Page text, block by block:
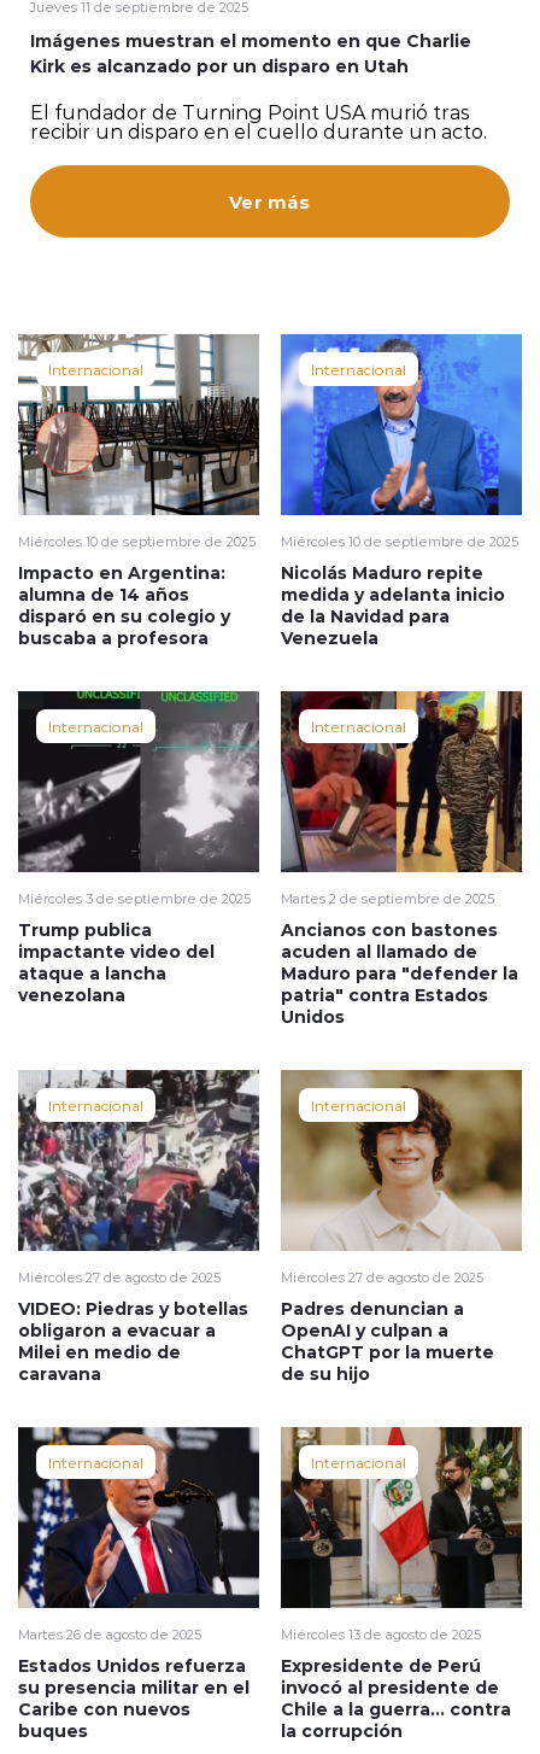
modo claro
Jueves 11 de septiembre de 2025
Imágenes muestran el momento en que Charlie
Kirk es alcanzado por un disparo en Utah
El fundador de Turning Point USA murió tras
recibir un disparo en el cuello durante un acto.
Ver más
Internacional
Miércoles 10 de septiembre de 2025
Impacto en Argentina:
alumna de 14 años
disparó en su colegio y
buscaba a profesora
Internacional
Miércoles 10 de septiembre de 2025
Nicolás Maduro repite
medida y adelanta inicio
de la Navidad para
Venezuela
Internacional
Miércoles 3 de septiembre de 2025
Trump publica
impactante video del
ataque a lancha
venezolana
Internacional
Martes 2 de septiembre de 2025
Ancianos con bastones
acuden al llamado de
Maduro para "defender la
patria" contra Estados
Unidos
Internacional
Miércoles 27 de agosto de 2025
VIDEO: Piedras y botellas
obligaron a evacuar a
Milei en medio de
caravana
Internacional
Miércoles 27 de agosto de 2025
Padres denuncian a
OpenAI y culpan a
ChatGPT por la muerte
de su hijo
Internacional
Martes 26 de agosto de 2025
Estados Unidos refuerza
su presencia militar en el
Caribe con nuevos
buques
Internacional
Miércoles 13 de agosto de 2025
Expresidente de Perú
invocó al presidente de
Chile a la guerra… contra
la corrupción